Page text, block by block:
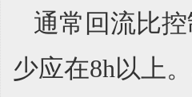
通常回流比
少应在8h以上